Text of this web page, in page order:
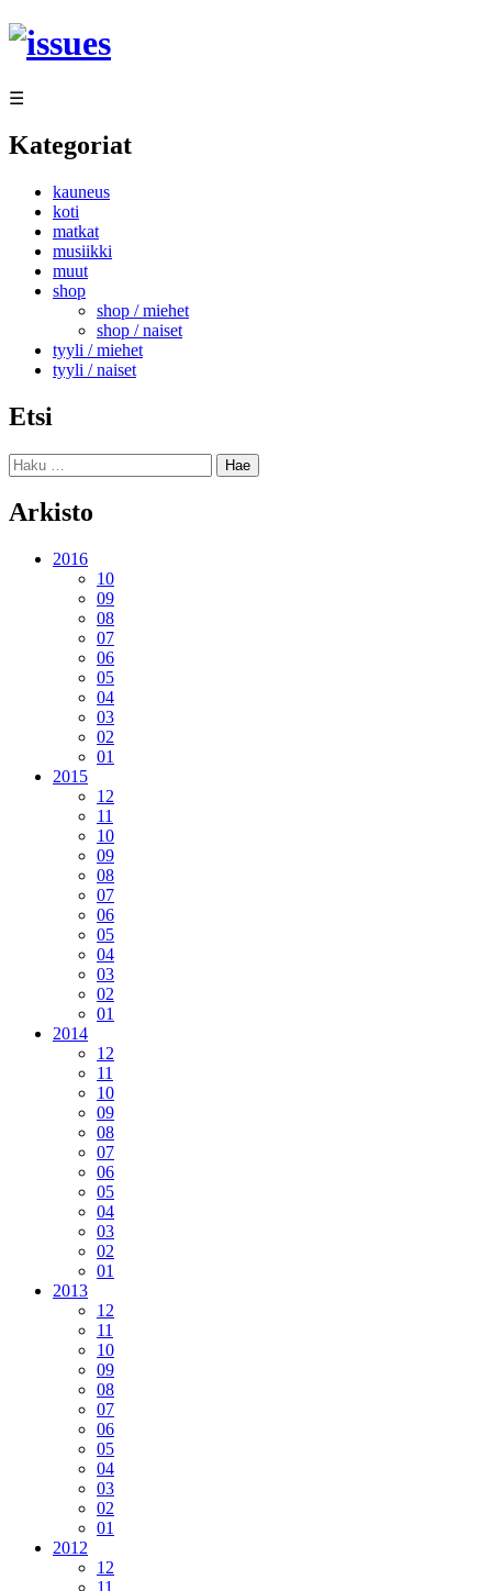
Siirry
sisältöön
☰
Kategoriat
kauneus
koti
matkat
musiikki
muut
shop
shop / miehet
shop / naiset
tyyli / miehet
tyyli / naiset
Etsi
Haku:
Arkisto
2016
10
09
08
07
06
05
04
03
02
01
2015
12
11
10
09
08
07
06
05
04
03
02
01
2014
12
11
10
09
08
07
06
05
04
03
02
01
2013
12
11
10
09
08
07
06
05
04
03
02
01
2012
12